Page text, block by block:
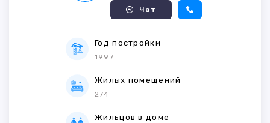
Чат
Год постройки
1997
Жилых помещений
274
Жильцов в доме